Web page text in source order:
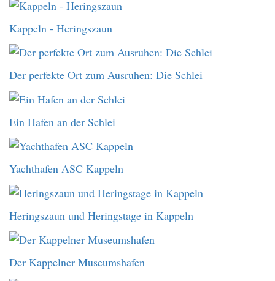
Kappeln - Heringszaun
Der perfekte Ort zum Ausruhen: Die Schlei
Ein Hafen an der Schlei
Yachthafen ASC Kappeln
Heringszaun und Heringstage in Kappeln
Der Kappelner Museumshafen